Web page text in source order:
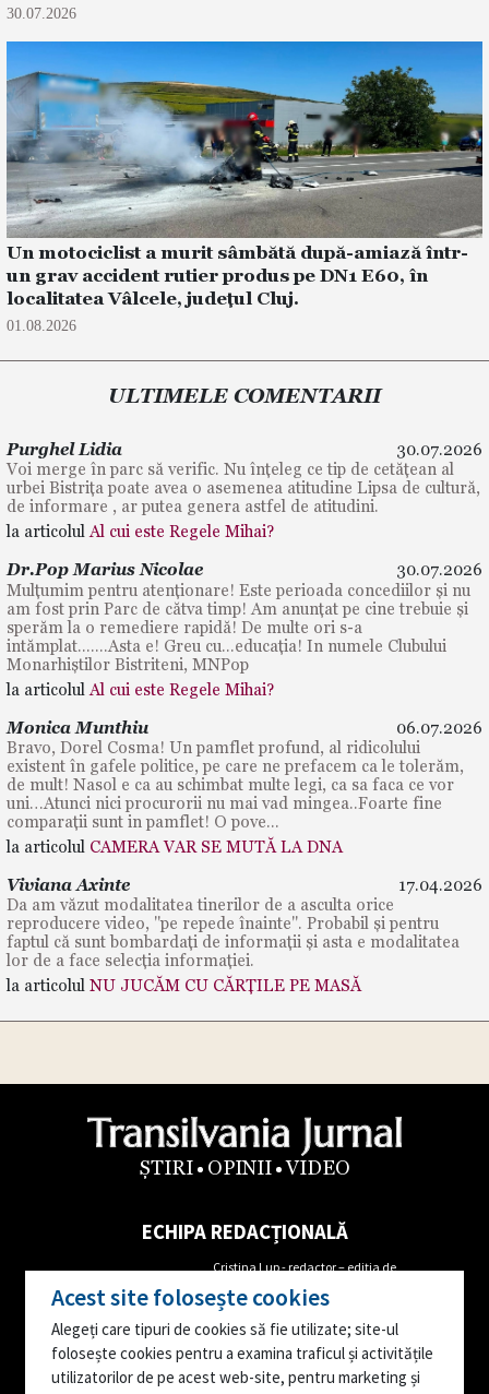
30.07.2026
Un motociclist a murit sâmbătă după-amiază într-
un grav accident rutier produs pe DN1 E60, în
localitatea Vâlcele, județul Cluj.
01.08.2026
ULTIMELE COMENTARII
Purghel Lidia
30.07.2026
Voi merge în parc să verific. Nu înțeleg ce tip de cetățean al
urbei Bistrița poate avea o asemenea atitudine Lipsa de cultură,
de informare , ar putea genera astfel de atitudini.
la articolul Al cui este Regele Mihai?
Dr.Pop Marius Nicolae
30.07.2026
Mulțumim pentru atenționare! Este perioada concediilor și nu
am fost prin Parc de cătva timp! Am anunțat pe cine trebuie și
sperăm la o remediere rapidă! De multe ori s-a
intămplat.......Asta e! Greu cu...educația! In numele Clubului
Monarhiștilor Bistriteni, MNPop
la articolul Al cui este Regele Mihai?
Monica Munthiu
06.07.2026
Bravo, Dorel Cosma! Un pamflet profund, al ridicolului
existent în gafele politice, pe care ne prefacem ca le tolerăm,
de mult! Nasol e ca au schimbat multe legi, ca sa faca ce vor
uni…Atunci nici procurorii nu mai vad mingea..Foarte fine
comparații sunt in pamflet! O pove...
la articolul CAMERA VAR SE MUTĂ LA DNA
Viviana Axinte
17.04.2026
Da am văzut modalitatea tinerilor de a asculta orice
reproducere video, "pe repede înainte". Probabil și pentru
faptul că sunt bombardați de informații și asta e modalitatea
lor de a face selecția informației.
la articolul NU JUCĂM CU CĂRȚILE PE MASĂ
ȘTIRI OPINII VIDEO
ECHIPA REDACȚIONALĂ
Tel: 0762655681
Augustin Danci- Director
Editorial
Tel: 0746163842
Cristina Lup - redactor – ediția de
Mircea Iordache- redactor corespondent
Ioana Popa – reporter corespondent
Ana Moruțan- reporter corespondent
Acest site folosește cookies
Alegeți care tipuri de cookies să fie utilizate; site-ul
folosește cookies pentru a examina traficul și activitățile
utilizatorilor de pe acest web-site, pentru marketing și